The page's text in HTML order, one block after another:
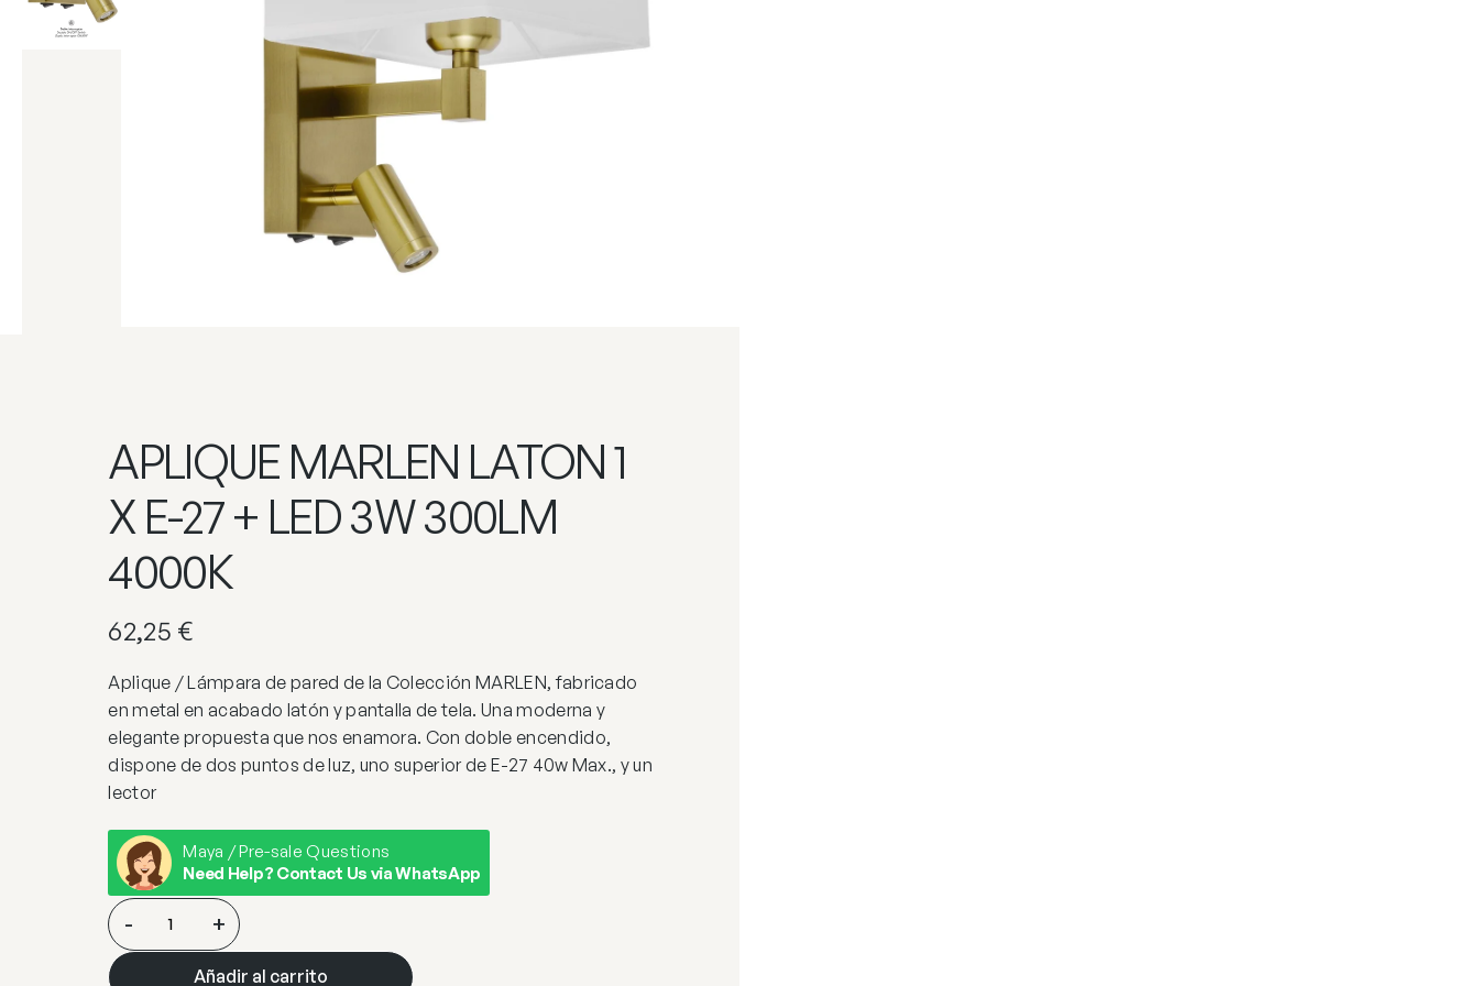
APLIQUE MARLEN LATON 1
X E-27 + LED 3W 300LM
4000K
62,25 €
Aplique / Lámpara de pared de la Colección MARLEN, fabricado
en metal en acabado latón y pantalla de tela. Una moderna y
elegante propuesta que nos enamora. Con doble encendido,
dispone de dos puntos de luz, uno superior de E-27 40w Max., y un
lector
Maya / Pre-sale Questions
Need Help? Contact Us via WhatsApp
APLIQUE
MARLEN
LATON
- +
Añadir al carrito